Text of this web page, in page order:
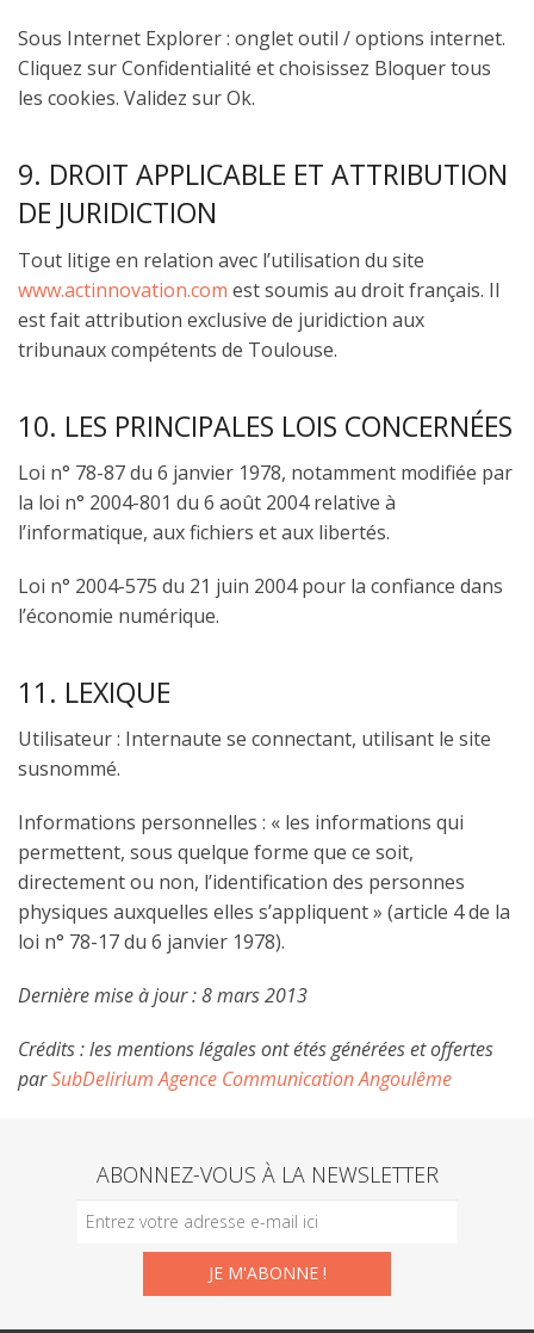
Sous Internet Explorer : onglet outil / options internet.
Cliquez sur Confidentialité et choisissez Bloquer tous
les cookies. Validez sur Ok.
9. DROIT APPLICABLE ET ATTRIBUTION
DE JURIDICTION
Tout litige en relation avec l’utilisation du site
www.actinnovation.com est soumis au droit français. Il
est fait attribution exclusive de juridiction aux
tribunaux compétents de Toulouse.
10. LES PRINCIPALES LOIS CONCERNÉES
Loi n° 78-87 du 6 janvier 1978, notamment modifiée par
la loi n° 2004-801 du 6 août 2004 relative à
l’informatique, aux fichiers et aux libertés.
Loi n° 2004-575 du 21 juin 2004 pour la confiance dans
l’économie numérique.
11. LEXIQUE
Utilisateur : Internaute se connectant, utilisant le site
susnommé.
Informations personnelles : « les informations qui
permettent, sous quelque forme que ce soit,
directement ou non, l’identification des personnes
physiques auxquelles elles s’appliquent » (article 4 de la
loi n° 78-17 du 6 janvier 1978).
Dernière mise à jour : 8 mars 2013
Crédits : les mentions légales ont étés générées et offertes
parSubDelirium Agence Communication Angoulême
ABONNEZ-VOUS À LA NEWSLETTER